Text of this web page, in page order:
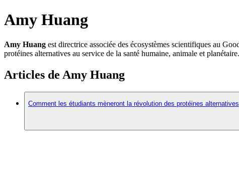
Amy Huang
Amy Huang est directrice associée des écosystèmes scientifiques au
protéines alternatives au service de la santé humaine, animale et planétaire.
Articles de Amy Huang
Comment les étudiants mèneront la révolution des protéines alternatives